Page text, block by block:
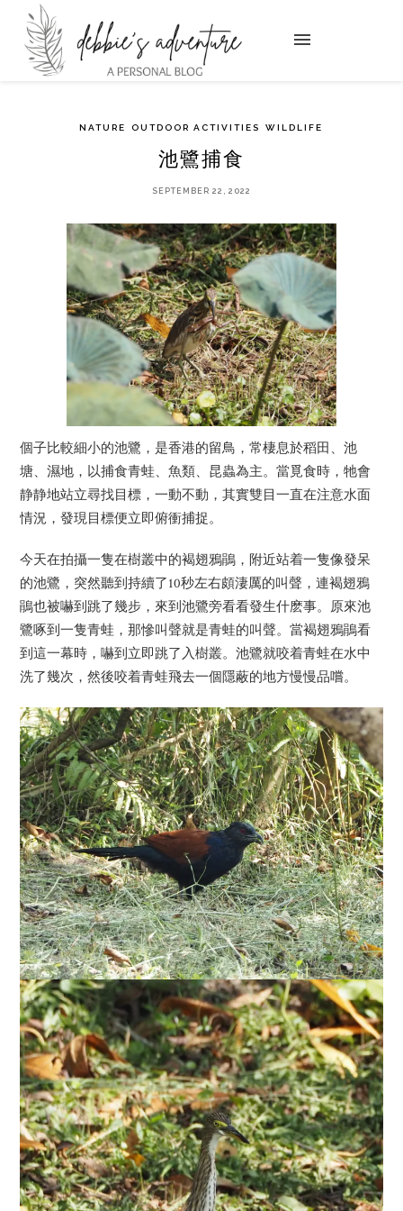
NATURE OUTDOOR ACTIVITIES WILDLIFE
池鷺捕食
SEPTEMBER 22, 2022
個子比較細小的池鷺，是香港的留鳥，常棲息於稻田、池
塘、濕地，以捕食青蛙、魚類、昆蟲為主。當覓食時，牠會
静静地站立尋找目標，一動不動，其實雙目一直在注意水面
情況，發現目標便立即俯衝捕捉。
今天在拍攝一隻在樹叢中的褐翅鴉鵑，附近站着一隻像發呆
的池鷺，突然聽到持續了10秒左右頗淒厲的叫聲，連褐翅鴉
鵑也被嚇到跳了幾步，來到池鷺旁看看發生什麽事。原來池
鷺啄到一隻青蛙，那慘叫聲就是青蛙的叫聲。當褐翅鴉鵑看
到這一幕時，嚇到立即跳了入樹叢。池鷺就咬着青蛙在水中
洗了幾次，然後咬着青蛙飛去一個隱蔽的地方慢慢品嚐。